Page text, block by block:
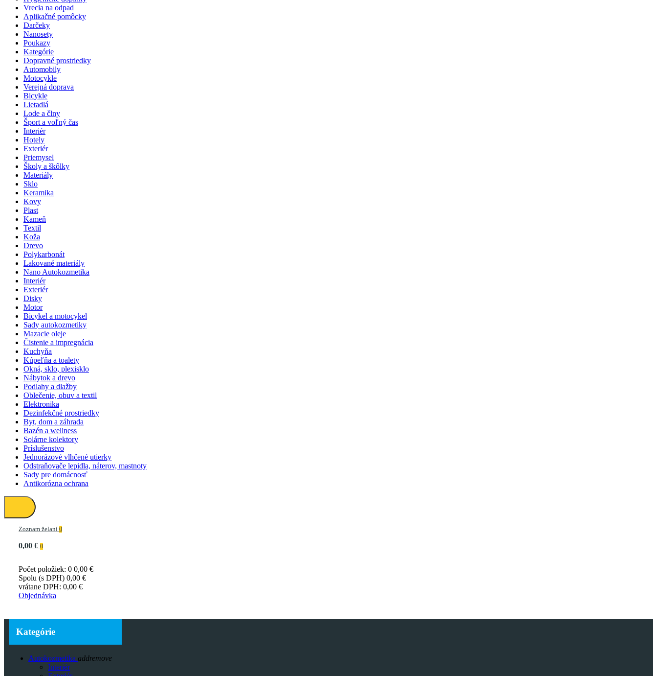
Vrecia na odpad
Aplikačné pomôcky
Darčeky
Nanosety
Poukazy
Kategórie
Dopravné prostriedky
Automobily
Motocykle
Verejná doprava
Bicykle
Lietadlá
Lode a člny
Šport a voľný čas
Interiér
Hotely
Exteriér
Priemysel
Školy a škôlky
Materiály
Sklo
Keramika
Kovy
Plast
Kameň
Textil
Koža
Drevo
Polykarbonát
Lakované materiály
Nano Autokozmetika
Interiér
Exteriér
Disky
Motor
Bicykel a motocykel
Sady autokozmetiky
Mazacie oleje
Čistenie a impregnácia
Kuchyňa
Kúpeľňa a toalety
Okná, sklo, plexisklo
Nábytok a drevo
Podlahy a dlažby
Oblečenie, obuv a textil
Elektronika
Dezinfekčné prostriedky
Byt, dom a záhrada
Bazén a wellness
Solárne kolektory
Príslušenstvo
Jednorázové vlhčené utierky
Odstraňovače lepidla, náterov, mastnoty
Sady pre domácnosť
Antikorózna ochrana
Zoznam želaní 0
0,00 € 0
Počet položiek: 0 0,00 €
Spolu (s DPH) 0,00 €
vrátane DPH: 0,00 €
Objednávka
Kategórie
Autokozmetika addremove
Interiér